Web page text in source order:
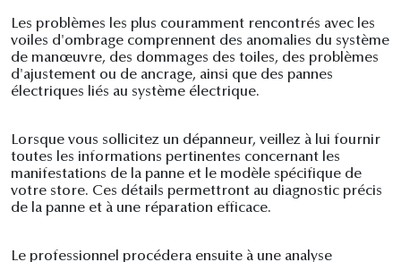
Les problèmes les plus couramment rencontrés avec les
voiles d'ombrage comprennent des anomalies du système
de manœuvre, des dommages des toiles, des problèmes
d'ajustement ou de ancrage, ainsi que des pannes
électriques liés au système électrique.
Lorsque vous sollicitez un dépanneur, veillez à lui fournir
toutes les informations pertinentes concernant les
manifestations de la panne et le modèle spécifique de
votre store. Ces détails permettront au diagnostic précis
de la panne et à une réparation efficace.
Le professionnel procédera ensuite à une analyse